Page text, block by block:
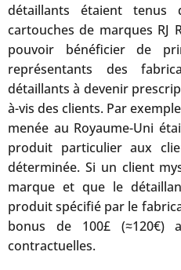
détaillants étaient
cartouches de marques RJ
pouvoir bénéficier de
représentants des
détaillants à devenir
à-vis des clients. Par
menée au Royaume-Uni
produit particulier aux
déterminée. Si un client
marque et que le
produit spécifié par le
bonus de 100£ (≈120€)
contractuelles.